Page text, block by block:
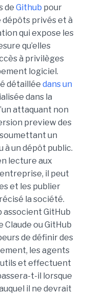
de Github pour
dépôts privés et à
qui expose les
qu’elles
à privilèges
logiciel.
détaillée dans un
dans la
attaquant non
preview des
un
un dépôt public.
lecture aux
il peut
et les publier
la société.
associent GitHub
Claude ou GitHub
de définir des
les agents
et effectuent
t-il lorsque
il ne devrait